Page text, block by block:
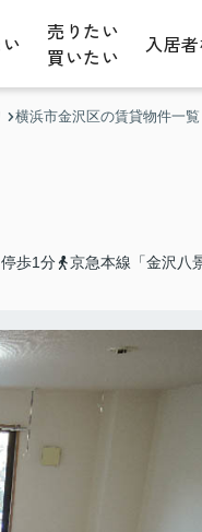
売りたい
買いたい
入居
横浜市金沢区の賃貸物件一覧
歩1分
京急本線「金沢八